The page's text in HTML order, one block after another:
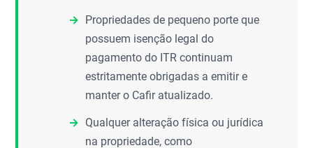
Propriedades de pequeno porte que
possuem isenção legal do
pagamento do ITR continuam
estritamente obrigadas a emitir e
manter o Cafir atualizado.
Qualquer alteração física ou jurídica
na propriedade, como